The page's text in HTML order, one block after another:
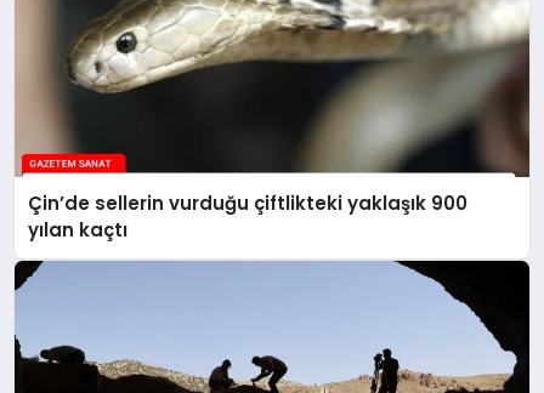
Çin’de sellerin vurduğu çiftlikteki yaklaşık 900
yılan kaçtı